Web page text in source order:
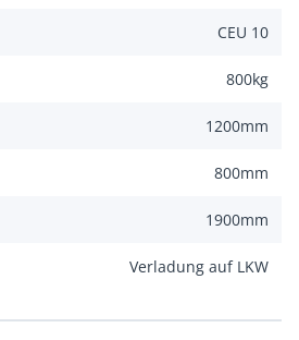
CEU 10
800kg
1200mm
800mm
1900mm
Verladung auf LKW